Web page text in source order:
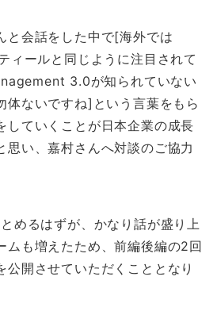
と会話をした中で[海外では
ールと同じように注目されて
3.0が知られていない
体ないですね]という言葉をもら
していくことが日本企業の成長
思い、嘉村さんへ対談のご協力
めるはずが、かなり話が盛り上
ムも増えたため、前編後編の2回
公開させていただくこととなり